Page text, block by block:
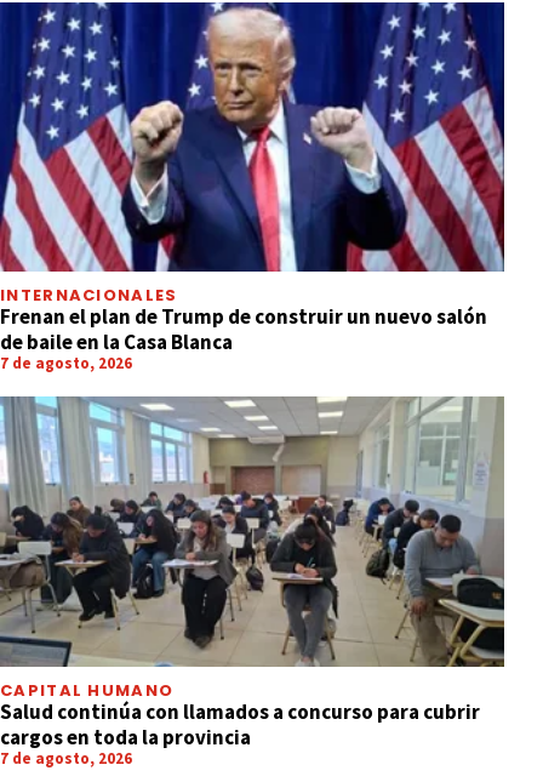
INTERNACIONALES
Frenan el plan de Trump de construir un nuevo salón
de baile en la Casa Blanca
7 de agosto, 2026
CAPITAL HUMANO
Salud continúa con llamados a concurso para cubrir
cargos en toda la provincia
7 de agosto, 2026